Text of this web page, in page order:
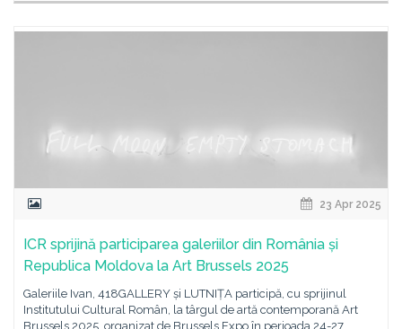
23 Apr 2025
ICR sprijină participarea galeriilor din România și
Republica Moldova la Art Brussels 2025
Galeriile Ivan, 418GALLERY și LUTNIȚA participă, cu sprijinul
Institutului Cultural Român, la târgul de artă contemporană Art
Brussels 2025, organizat de Brussels Expo în perioada 24-27